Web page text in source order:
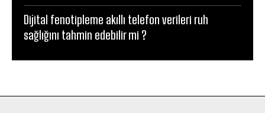
Dijital fenotipleme akıllı telefon verileri ruh
sağlığını tahmin edebilir mi ?